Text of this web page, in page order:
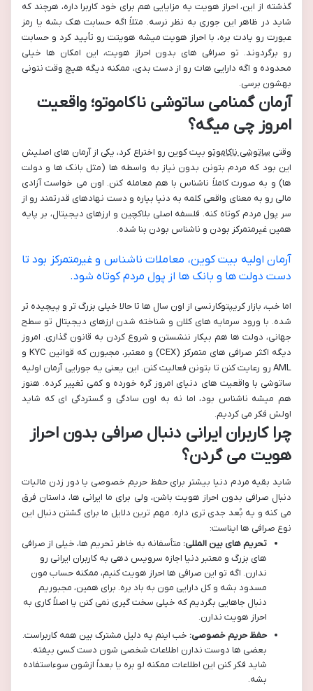
گذشته از این، احراز هویت یه مزایایی هم برای خود کاربرا داره، هرچند که
شاید در ظاهر این جوری به نظر نرسه. مثلاً اگه حسابت هک بشه یا رمز
عبورت رو یادت بره، با احراز هویت میشه هویتت رو تأیید کرد و حسابت
رو برگردوند. تو صرافی های بدون احراز هویت، این امکان ها خیلی
محدوده و اگه دارایی هات رو از دست بدی، ممکنه دیگه هیچ وقت نتونی
بهشون برسی.
آرمان گمنامی ساتوشی ناکاموتو؛ واقعیت
امروز چی میگه؟
وقتی ساتوشی ناکاموتو بیت کوین رو اختراع کرد، یکی از آرمان های اصلیش
این بود که مردم بتونن بدون نیاز به واسطه ها (مثل بانک ها و دولت
ها) و به صورت کاملاً ناشناس با هم معامله کنن. اون می خواست آزادی
مالی رو به معنای واقعی کلمه به دنیا بیاره و دست نهادهای قدرتمند رو از
سر پول مردم کوتاه کنه. فلسفه اصلی بلاکچین و ارزهای دیجیتال، بر پایه
همین غیرمتمرکز بودن و ناشناس بودن بنا شده.
آرمان اولیه بیت کوین، معاملات ناشناس و غیرمتمرکز بود تا
دست دولت ها و بانک ها از پول مردم کوتاه شود.
اما خب، بازار کریپتوکارنسی از اون سال ها تا حالا خیلی بزرگ تر و پیچیده تر
شده. با ورود سرمایه های کلان و شناخته شدن ارزهای دیجیتال تو سطح
جهانی، دولت ها هم بیکار ننشستن و شروع کردن به قانون گذاری. امروز
دیگه اکثر صرافی های متمرکز (CEX) و معتبر، مجبورن که قوانین KYC و
AML رو رعایت کنن تا بتونن فعالیت کنن. این یعنی یه جورایی آرمان اولیه
ساتوشی با واقعیت های دنیای امروز گره خورده و کمی تغییر کرده. هنوز
هم میشه ناشناس بود، اما نه به اون سادگی و گستردگی ای که شاید
اولش فکر می کردیم.
چرا کاربران ایرانی دنبال صرافی بدون احراز
هویت می گردن؟
شاید بقیه مردم دنیا بیشتر برای حفظ حریم خصوصی یا دور زدن مالیات
دنبال صرافی بدون احراز هویت باشن، ولی برای ما ایرانی ها، داستان فرق
می کنه و یه بُعد جدی تری داره. مهم ترین دلایل ما برای گشتن دنبال این
نوع صرافی ها ایناست:
تحریم های بین المللی: متأسفانه به خاطر تحریم ها، خیلی از صرافی
های بزرگ و معتبر دنیا اجازه سرویس دهی به کاربران ایرانی رو
ندارن. اگه تو این صرافی ها احراز هویت کنیم، ممکنه حساب مون
مسدود بشه و کل دارایی مون به باد بره. برای همین، مجبوریم
دنبال جاهایی بگردیم که خیلی سخت گیری نمی کنن یا اصلاً کاری به
احراز هویت ندارن.
حفظ حریم خصوصی: خب اینم یه دلیل مشترک بین همه کاربراست.
بعضی ها دوست ندارن اطلاعات شخصی شون دست کسی بیفته.
شاید فکر کنن این اطلاعات ممکنه لو بره یا بعداً ازشون سوءاستفاده
بشه.